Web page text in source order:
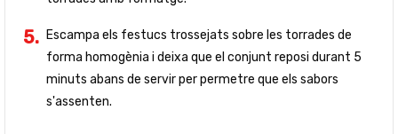
Escampa els festucs trossejats sobre les torrades de
forma homogènia i deixa que el conjunt reposi durant 5
minuts abans de servir per permetre que els sabors
s'assenten.